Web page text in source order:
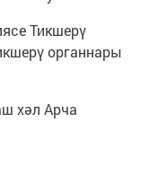
Тикшерү
органнары
хәл Арча